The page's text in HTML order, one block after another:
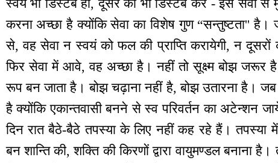
स्वयं भी डिस्टर्ब हो, दूसरे को भी डिस्टर्ब करे - इस सेवा
करना अच्छा है क्योंकि सेवा का विशेष गुण “सन्तुष्टता'' है।
से, वह सेवा न स्वयं को फल की प्राप्ति करायेगी, न
फिर सेवा में आवे, वह अच्छा है। नहीं तो सूक्ष्म बोझ जरूर
रूप बन जाता है। बोझ चढ़ाना नहीं है, बोझ उतारना है।
है क्योंकि एकान्तवासी बनने से स्व परिवर्तन का अटेन्शन
दिन रात बैठे-बैठे तपस्या के लिए नहीं कह रहे हैं। तपस्या
बन शान्ति की, शक्ति की किरणों द्वारा वायुमण्डल